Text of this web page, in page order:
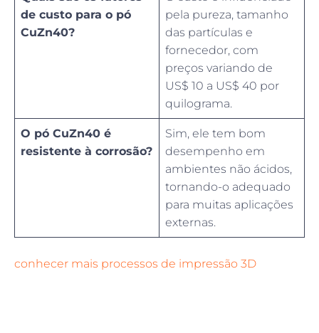
de custo para o pó
CuZn40?
pela pureza, tamanho
das partículas e
fornecedor, com
preços variando de
US$ 10 a US$ 40 por
quilograma.
O pó CuZn40 é
resistente à corrosão?
Sim, ele tem bom
desempenho em
ambientes não ácidos,
tornando-o adequado
para muitas aplicações
externas.
conhecer mais processos de impressão 3D